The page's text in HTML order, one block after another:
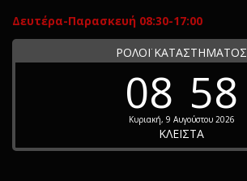
Δευτέρα-Παρασκευή 08:30-17:00
ΡΟΛΟΪ ΚΑΤΑΣΤΗΜΑΤΟΣ
08 58
Κυριακή, 9 Αυγούστου 2026
ΚΛΕΙΣΤΑ